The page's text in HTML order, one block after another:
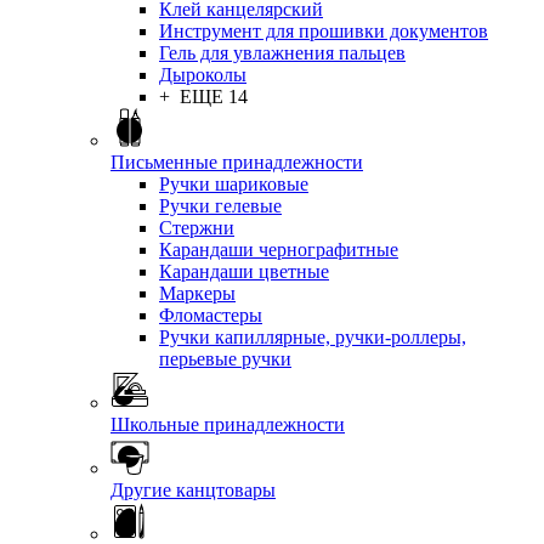
Клей канцелярский
Инструмент для прошивки документов
Гель для увлажнения пальцев
Дыроколы
+ ЕЩЕ 14
Письменные принадлежности
Ручки шариковые
Ручки гелевые
Стержни
Карандаши чернографитные
Карандаши цветные
Маркеры
Фломастеры
Ручки капиллярные, ручки-роллеры,
перьевые ручки
Школьные принадлежности
Другие канцтовары